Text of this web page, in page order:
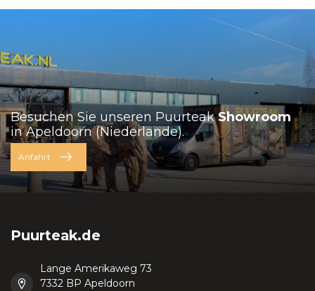
Besuchen Sie unseren PuurteakShowroom
in Apeldoorn (Niederlande).
Anfahrt
Puurteak.de
Lange Amerikaweg 73
7332 BP Apeldoorn